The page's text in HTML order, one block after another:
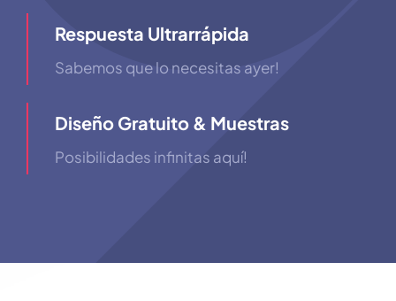
Respuesta Ultrarrápida
Sabemos que lo necesitas ayer!
Diseño Gratuito & Muestras
Posibilidades infinitas aquí!